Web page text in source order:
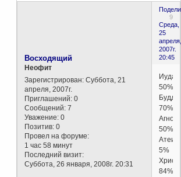
9
Среда,
25
апреля,
2007г.
20:45
Восходящий
Неофит
Зарегистрирован: Суббота, 21
апреля, 2007г.
Приглашений: 0
Сообщений: 7
Уважение: 0
Позитив: 0
Провел на форуме:
1 час 58 минут
Последний визит:
Суббота, 26 января, 2008г. 20:31
50%
70%
50%
5%
84%